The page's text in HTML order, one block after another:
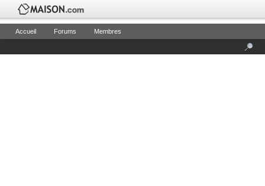
Accueil Forums Membres